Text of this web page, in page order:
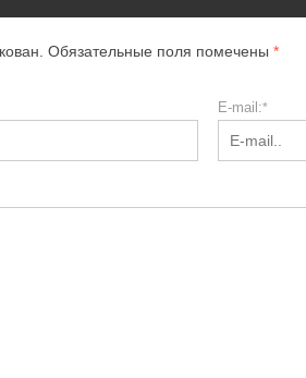
Обязательные поля помечены *
E-mail:*